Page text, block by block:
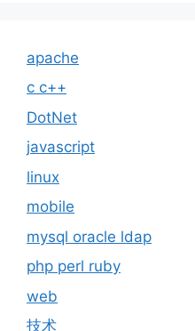
apache
c c++
DotNet
javascript
linux
mobile
mysql oracle ldap
php perl ruby
web
技术